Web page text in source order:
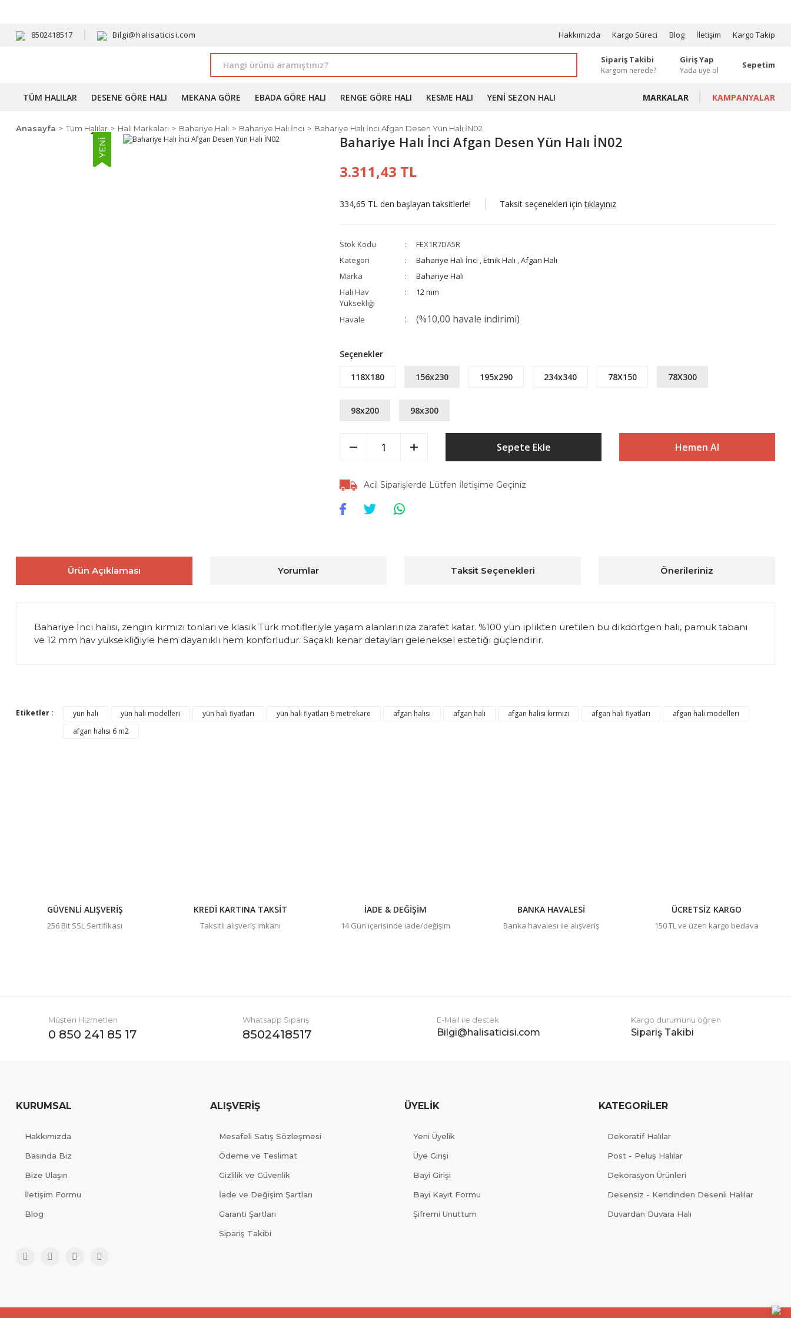
8502418517 Bilgi@halisaticisi.com Hakkımızda Kargo Süreci Blog İletişim Kargo Takip
Sipariş Takibi
Kargom nerede?
Giriş Yap
Yada üye ol
Sepetim
TÜM HALILAR DESENE GÖRE HALI MEKANA GÖRE EBADA GÖRE HALI RENGE GÖRE HALI KESME HALI YENI SEZON HALI MARKALAR KAMPANYALAR
Anasayfa Tüm Halılar Halı Markaları Bahariye Halı Bahariye Halı İnci Bahariye Halı İnci Afgan Desen Yün Halı İN02
YENİ Bahariye Halı İnci Afgan Desen Yün Halı İN02
3.311,43 TL
334,65 TL den başlayan taksitlerle! Taksit seçenekleri içintıklayınız
Stok Kodu
FEX1R7DA5R
Kategori
Bahariye Halı İnci ,Etnik Halı ,Afgan Halı
Marka
Bahariye Halı
Halı Hav
Yüksekliği
12 mm
Havale (%10,00 havale indirimi)
Seçenekler
118X180 156x230 195x290 234x340 78X150 78X300
98x200 98x300
Sepete Ekle Hemen Al
Acil Siparişlerde Lütfen İletişime Geçiniz
Ürün Açıklaması Yorumlar Taksit Seçenekleri Önerileriniz
Bahariye İnci halısı, zengin kırmızı tonları ve klasik Türk motifleriyle yaşam alanlarınıza zarafet katar. %100 yün iplikten üretilen bu dikdörtgen halı, pamuk tabanı
ve 12 mm hav yüksekliğiyle hem dayanıklı hem konforludur. Saçaklı kenar detayları geleneksel estetiği güçlendirir.
Ürün resmi kalitesiz, bozuk veya görüntülenemiyor.
Etiketler : yün halı yün halı modelleri yün halı fiyatları yün halı fiyatları 6 metrekare afgan halısı afgan halı afgan halısı kırmızı afgan halı fiyatları
afgan halı modelleri
afgan halısı 6 m2
GÜVENLİ ALIŞVERİŞ
256 Bit SSL Sertifikası
KREDİ KARTINA TAKSİT
Taksitli alışveriş imkanı
İADE & DEĞİŞİM
14 Gün içerisinde iade/değişim
BANKA HAVALESİ
Banka havalesi ile alışveriş
ÜCRETSİZ KARGO
150 TL ve üzeri kargo bedava
Müşteri Hizmetleri
0 850 241 85 17
Whatsapp Sipariş
8502418517
E-Mail ile destek
Bilgi@halisaticisi.com
Kargo durumunu öğren
Sipariş Takibi
KURUMSAL
Hakkımızda
Basında Biz
Bize Ulaşın
İletişim Formu
Blog
ALIŞVERİŞ
Mesafeli Satış Sözleşmesi
Ödeme ve Teslimat
Gizlilik ve Güvenlik
İade ve Değişim Şartları
Garanti Şartları
Sipariş Takibi
ÜYELİK
Yeni Üyelik
Üye Girişi
Bayi Girişi
Bayi Kayıt Formu
Şifremi Unuttum
KATEGORİLER
Dekoratif Halılar
Post - Peluş Halılar
Dekorasyon Ürünleri
Desensiz - Kendinden Desenli Halılar
Duvardan Duvara Halı